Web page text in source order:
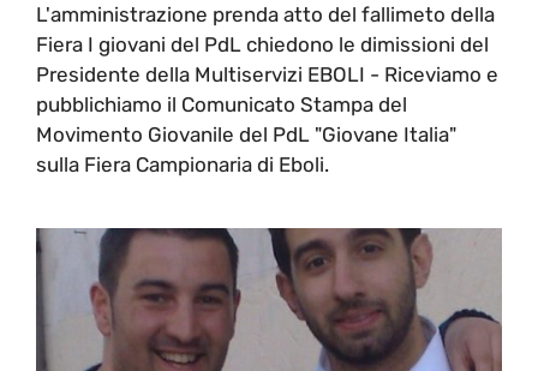
L'amministrazione prenda atto del fallimeto della
Fiera I giovani del PdL chiedono le dimissioni del
Presidente della Multiservizi EBOLI - Riceviamo e
pubblichiamo il Comunicato Stampa del
Movimento Giovanile del PdL "Giovane Italia"
sulla Fiera Campionaria di Eboli.